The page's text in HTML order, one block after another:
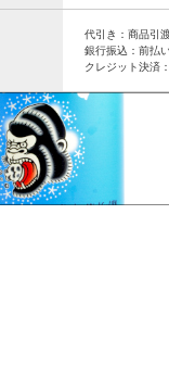
代引き：商品引
銀行振込：前払
クレジット決済